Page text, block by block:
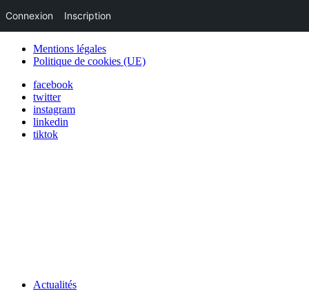
Mentions légales
Politique de cookies (UE)
facebook
twitter
instagram
linkedin
tiktok
Actualités
Connexion Inscription